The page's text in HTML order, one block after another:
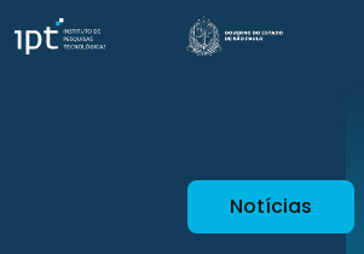
Notícias